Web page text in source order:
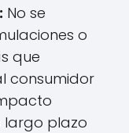
No se
o
que
consumidor
largo plazo